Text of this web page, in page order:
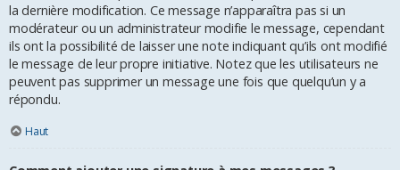
la dernière modification. Ce message n’apparaîtra pas si un
modérateur ou un administrateur modifie le message, cependant
ils ont la possibilité de laisser une note indiquant qu’ils ont modifié
le message de leur propre initiative. Notez que les utilisateurs ne
peuvent pas supprimer un message une fois que quelqu’un y a
répondu.
Haut